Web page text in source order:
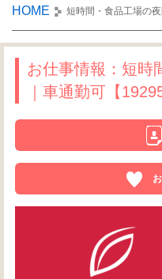
HOME 短時間・食品工場の
お仕事情報：短時
｜車通勤可【19295